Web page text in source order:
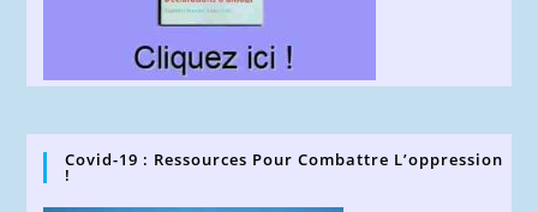
Covid-19 : Ressources Pour Combattre L’oppression
!